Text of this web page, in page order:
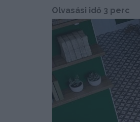
Olvasási idő 3 perc